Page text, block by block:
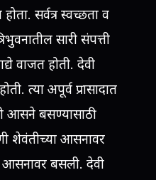
सर्वत्र स्वच्छता व
सारी संपत्ती
वाजत होती. देवी
त्या अपूर्व प्रासादात
आसने बसण्यासाठी
शेवंतीच्या आसनावर
आसनावर बसली. देवी